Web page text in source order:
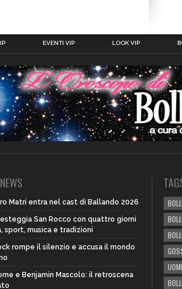
EVENTI VIP LOOK VIP
Matri entra nel cast di Ballando 2026
San Rocco con quattro giorni
sport, musica e tradizioni
rompe il silenzio e accusa il mondo
e Benjamin Mascolo: il retroscena